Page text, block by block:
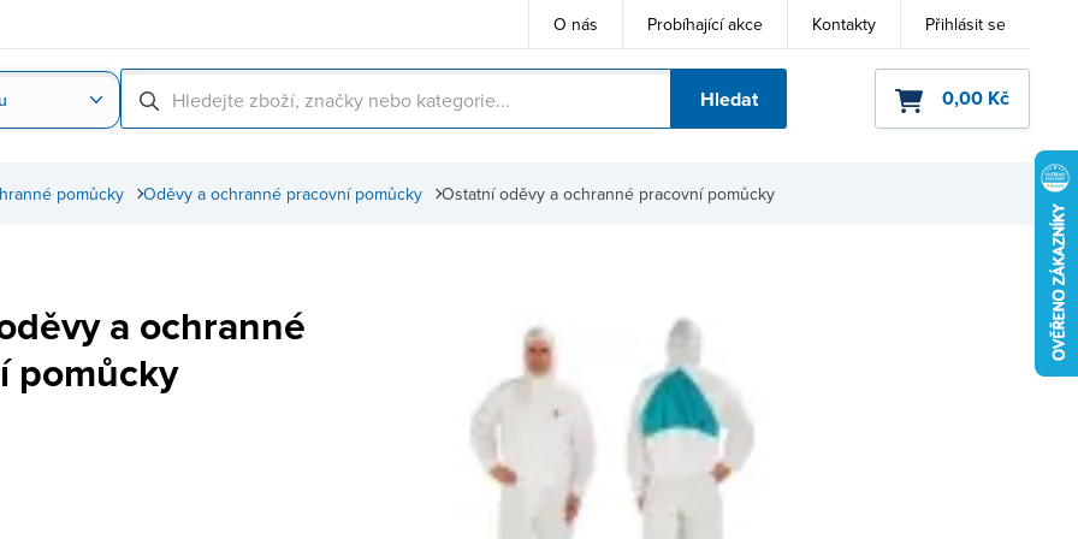
O nás Probíhající akce Kontakty Přihlásit se
Hledat 0,00 Kč
Ostatní oděvy a ochranné pracovní pomůcky
Oděvy a ochranné pracovní pomůcky
pomůcky
a ochranné
pomůcky